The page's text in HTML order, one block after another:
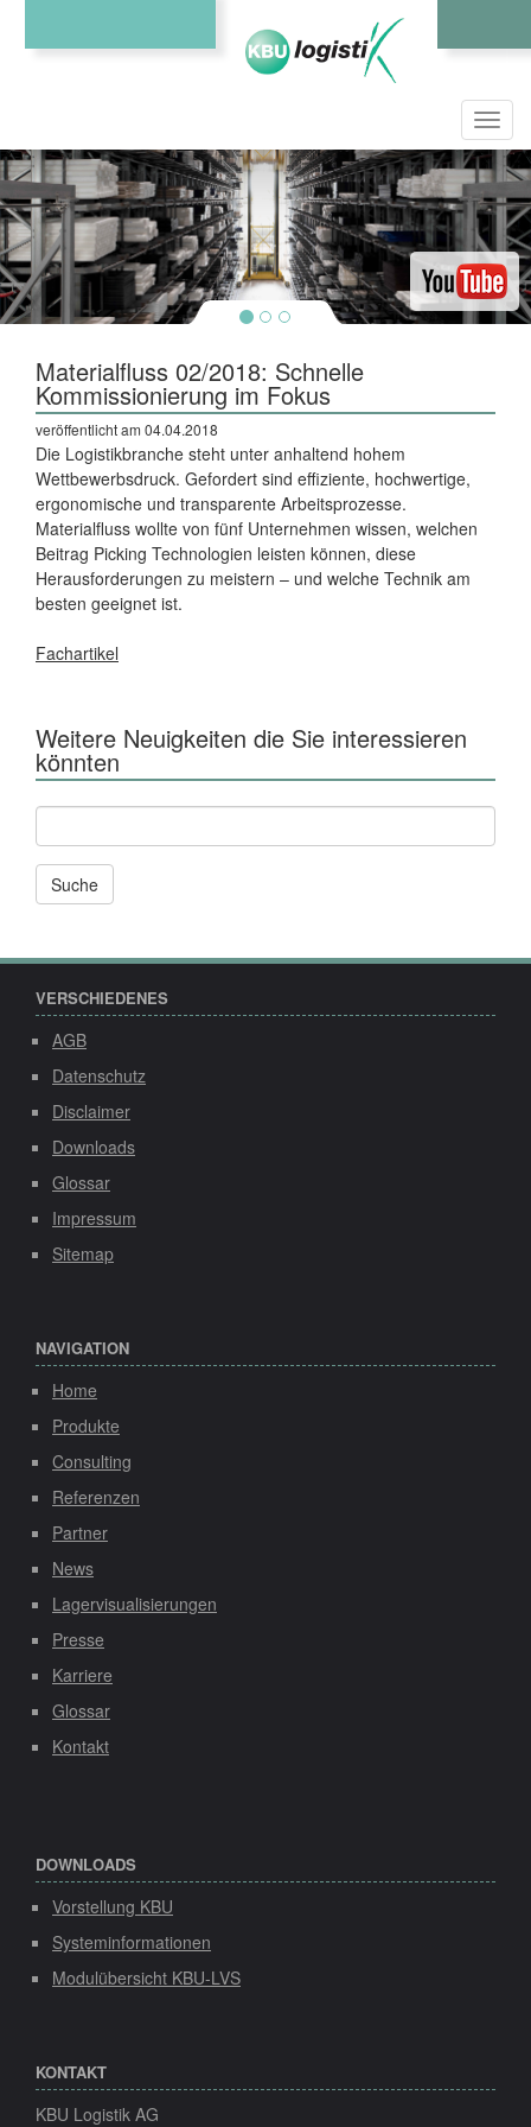
Materialfluss 02/2018: Schnelle
Kommissionierung im Fokus
veröffentlicht am 04.04.2018
Die Logistikbranche steht unter anhaltend hohem
Wettbewerbsdruck. Gefordert sind effiziente, hochwertige,
ergonomische und transparente Arbeitsprozesse.
Materialfluss wollte von fünf Unternehmen wissen, welchen
Beitrag Picking Technologien leisten können, diese
Herausforderungen zu meistern – und welche Technik am
besten geeignet ist.
Fachartikel
Weitere Neuigkeiten die Sie interessieren
könnten
Andere
News
und
Seiten
durchsuchen
VERSCHIEDENES
AGB
Datenschutz
Disclaimer
Downloads
Glossar
Impressum
Sitemap
NAVIGATION
Home
Produkte
Consulting
Referenzen
Partner
News
Lagervisualisierungen
Presse
Karriere
Glossar
Kontakt
DOWNLOADS
Vorstellung KBU
Systeminformationen
Modulübersicht KBU-LVS
KONTAKT
KBU Logistik AG